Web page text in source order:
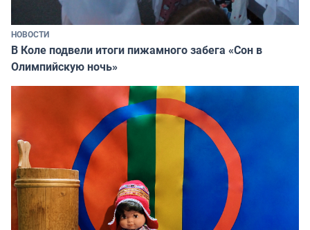
НОВОСТИ
В Коле подвели итоги пижамного забега «Сон в
Олимпийскую ночь»